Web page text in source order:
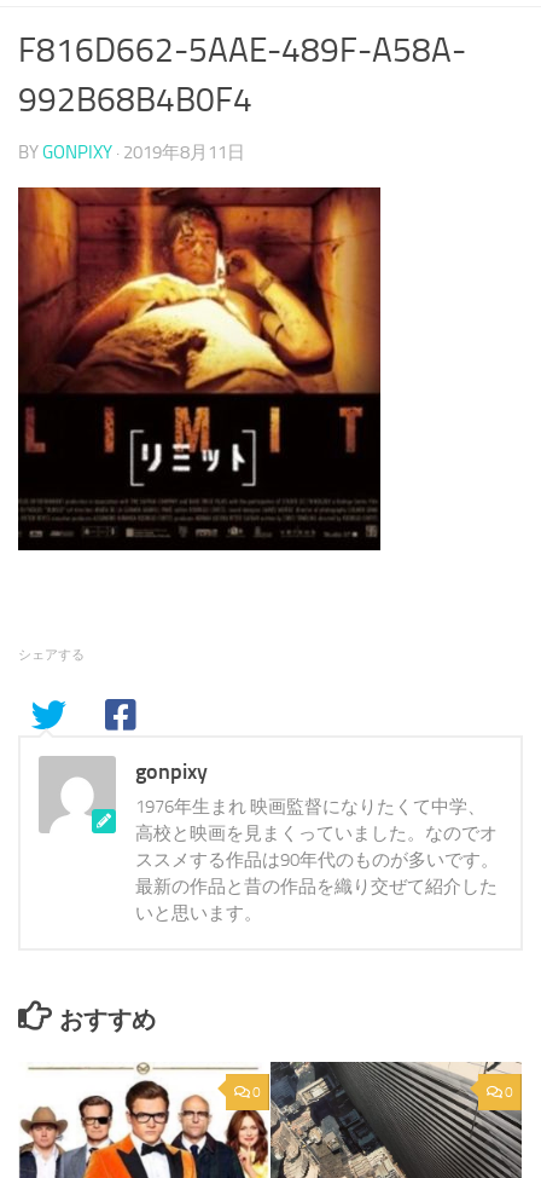
F816D662-5AAE-489F-A58A-
992B68B4B0F4
BYGONPIXY · 2019年8月11日
シェアする
gonpixy
1976年生まれ 映画監督になりたくて中学、
高校と映画を見まくっていました。なのでオ
ススメする作品は90年代のものが多いです。
最新の作品と昔の作品を織り交ぜて紹介した
いと思います。
おすすめ
0 0